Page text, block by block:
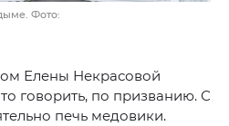
Фото:
Елены Некрасовой
говорить, по призванию. С
печь медовики.